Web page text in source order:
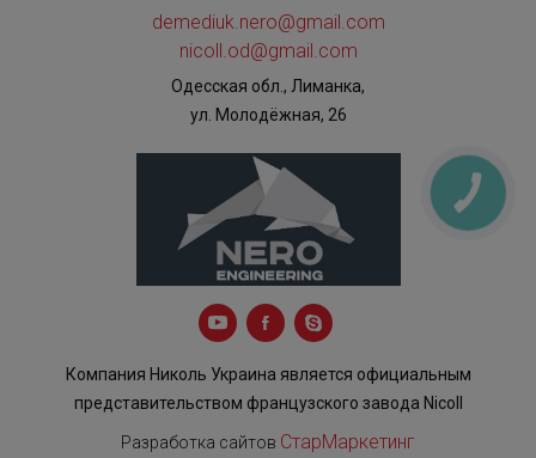
demediuk.nero@gmail.com
nicoll.od@gmail.com
Одесская обл., Лиманка,
ул. Молодёжная, 26
Компания Николь Украина является официальным
представительством французского завода Nicoll
Разработка сайтов СтарМаркетинг
КНОПКА
ЗВ'ЯЗКУ